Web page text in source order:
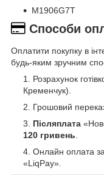
M1906G7T
Способи
Оплатити покупку в
будь-яким зручним
Розрахунок
Кременчук).
Грошовий
Післяплата
120 гривень
Онлайн оплата
«LiqPay».